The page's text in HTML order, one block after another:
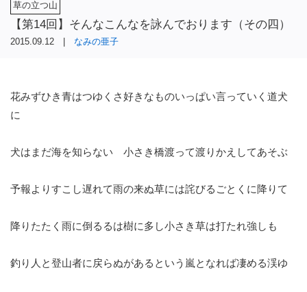
草の立つ山
【第14回】そんなこんなを詠んでおります（その四）
2015.09.12 | なみの亜子
花みずひき青はつゆくさ好きなものいっぱい言っていく道犬
に
犬はまだ海を知らない 小さき橋渡って渡りかえしてあそぶ
予報よりすこし遅れて雨の来ぬ草には詫びるごとくに降りて
降りたたく雨に倒るるは樹に多し小さき草は打たれ強しも
釣り人と登山者に戻らぬがあるという嵐となれば凄める渓ゆ